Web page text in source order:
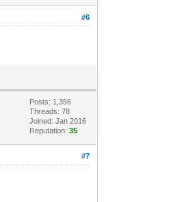
#6
Posts: 1,356
Threads: 78
Joined: Jan 2016
Reputation:35
#7